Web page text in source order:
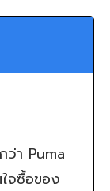
ว่า Puma
จซื้อของ